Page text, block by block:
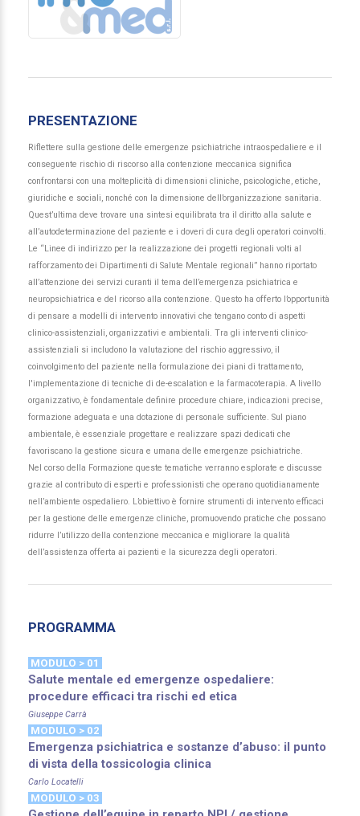
PRESENTAZIONE
Riflettere sulla gestione delle emergenze psichiatriche intraospedaliere e il
conseguente rischio di riscorso alla contenzione meccanica significa
confrontarsi con una molteplicità di dimensioni cliniche, psicologiche, etiche,
giuridiche e sociali, nonché con la dimensione dell’organizzazione sanitaria.
Quest’ultima deve trovare una sintesi equilibrata tra il diritto alla salute e
all’autodeterminazione del paziente e i doveri di cura degli operatori coinvolti.
Le “Linee di indirizzo per la realizzazione dei progetti regionali volti al
rafforzamento dei Dipartimenti di Salute Mentale regionali” hanno riportato
all’attenzione dei servizi curanti il tema dell’emergenza psichiatrica e
neuropsichiatrica e del ricorso alla contenzione. Questo ha offerto l’opportunità
di pensare a modelli di intervento innovativi che tengano conto di aspetti
clinico-assistenziali, organizzativi e ambientali. Tra gli interventi clinico-
assistenziali si includono la valutazione del rischio aggressivo, il
coinvolgimento del paziente nella formulazione dei piani di trattamento,
l'implementazione di tecniche di de-escalation e la farmacoterapia. A livello
organizzativo, è fondamentale definire procedure chiare, indicazioni precise,
formazione adeguata e una dotazione di personale sufficiente. Sul piano
ambientale, è essenziale progettare e realizzare spazi dedicati che
favoriscano la gestione sicura e umana delle emergenze psichiatriche.
Nel corso della Formazione queste tematiche verranno esplorate e discusse
grazie al contributo di esperti e professionisti che operano quotidianamente
nell’ambiente ospedaliero. L’obiettivo è fornire strumenti di intervento efficaci
per la gestione delle emergenze cliniche, promuovendo pratiche che possano
ridurre l’utilizzo della contenzione meccanica e migliorare la qualità
dell’assistenza offerta ai pazienti e la sicurezza degli operatori.
PROGRAMMA
MODULO > 01
Salute mentale ed emergenze ospedaliere:
procedure efficaci tra rischi ed etica
Giuseppe Carrà
MODULO > 02
Emergenza psichiatrica e sostanze d’abuso: il punto
di vista della tossicologia clinica
Carlo Locatelli
MODULO > 03